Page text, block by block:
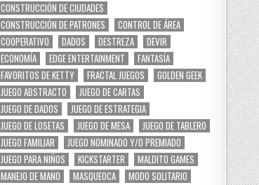
CONSTRUCCIÓN DE CIUDADES
CONSTRUCCIÓN DE PATRONES
CONTROL DE ÁREA
COOPERATIVO
DADOS DESTREZA
DEVIR
ECONOMÍA
EDGE ENTERTAINMENT
FANTASÍA
FAVORITOS DE KETTY
FRACTAL JUEGOS
GOLDEN GEEK
JUEGO ABSTRACTO
JUEGO DE CARTAS
JUEGO DE DADOS
JUEGO DE ESTRATEGIA
JUEGO DE LOSETAS
JUEGO DE MESA
JUEGO DE TABLERO
JUEGO FAMILIAR
JUEGO NOMINADO Y/O PREMIADO
JUEGO PARA NIÑOS
KICKSTARTER
MALDITO GAMES
MANEJO DE MANO
MASQUEOCA
MODO SOLITARIO